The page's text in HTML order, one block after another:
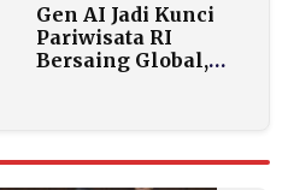
Gen AI Jadi Kunci
Pariwisata RI
Bersaing Global,